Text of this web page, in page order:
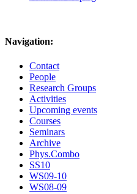
Navigation:
Contact
People
Research Groups
Activities
Upcoming events
Courses
Seminars
Archive
Phys.Combo
SS10
WS09-10
WS08-09